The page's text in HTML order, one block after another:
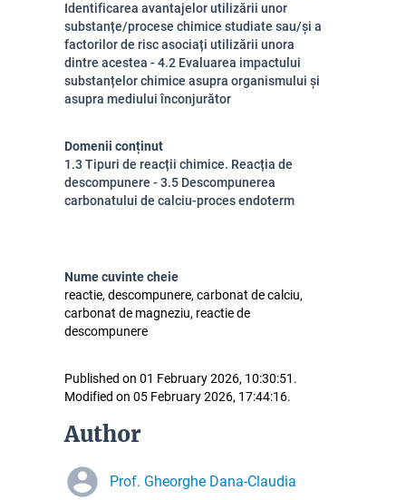
Identificarea avantajelor utilizării unor
substanțe/procese chimice studiate sau/și a
factorilor de risc asociați utilizării unora
dintre acestea - 4.2 Evaluarea impactului
substanțelor chimice asupra organismului și
asupra mediului înconjurător
Domenii conținut
1.3 Tipuri de reacții chimice. Reacția de
descompunere - 3.5 Descompunerea
carbonatului de calciu-proces endoterm
Nume cuvinte cheie
reactie, descompunere, carbonat de calciu,
carbonat de magneziu, reactie de
descompunere
Published on 01 February 2026, 10:30:51.
Modified on 05 February 2026, 17:44:16.
Author
Prof. Gheorghe Dana-Claudia